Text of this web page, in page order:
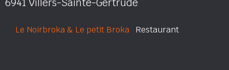
6941 Villers-Sainte-Gertrude
Le Noirbroka & Le petit Broka Restaurant